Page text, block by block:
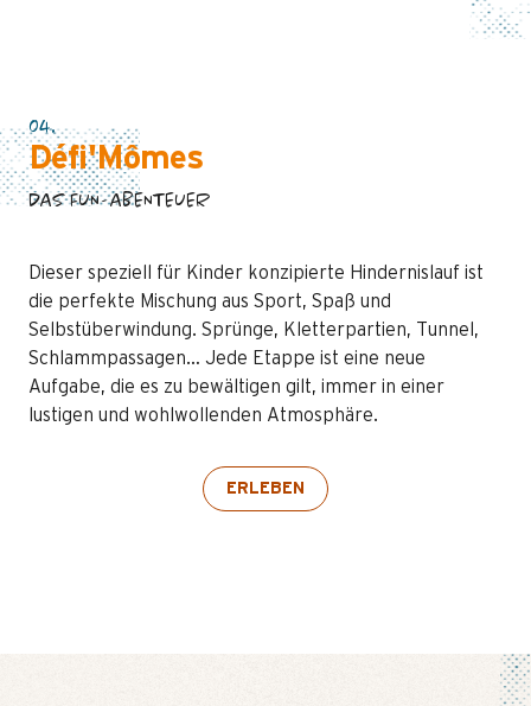
04.
Défi'Mômes
DAS FUN-ABENTEUER
Dieser speziell für Kinder konzipierte Hindernislauf ist
die perfekte Mischung aus Sport, Spaß und
Selbstüberwindung. Sprünge, Kletterpartien, Tunnel,
Schlammpassagen… Jede Etappe ist eine neue
Aufgabe, die es zu bewältigen gilt, immer in einer
lustigen und wohlwollenden Atmosphäre.
ERLEBEN